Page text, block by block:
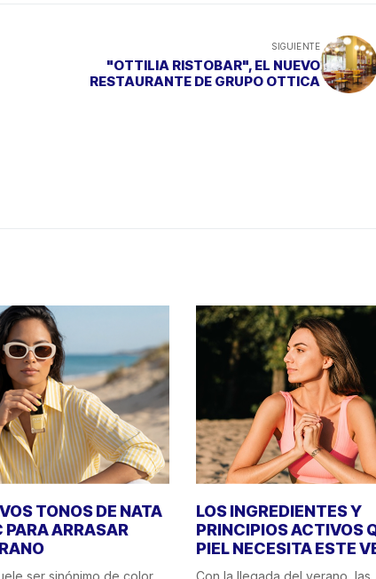
SIGUIENTE
"OTTILIA RISTOBAR", EL NUEVO
RESTAURANTE DE GRUPO OTTICA
TONOS DE NATA
PARA ARRASAR
ser sinónimo de color,
LOS INGREDIENTES Y
PRINCIPIOS ACTIVOS
PIEL NECESITA ESTE
Con la llegada del verano, las